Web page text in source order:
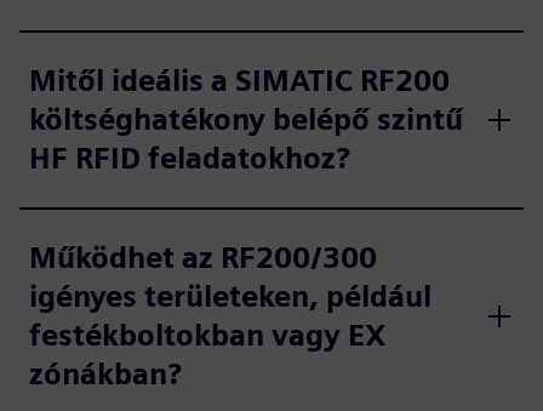
Mitől ideális a SIMATIC RF200
költséghatékony belépő szintű
HF RFID feladatokhoz?
Működhet az RF200/300
igényes területeken, például
festékboltokban vagy EX
zónákban?